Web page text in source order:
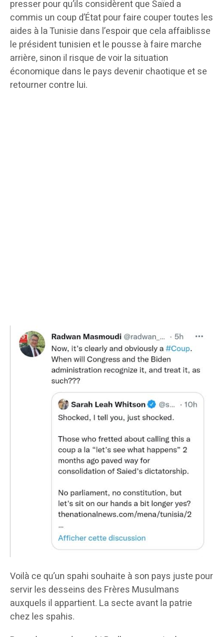
presser pour qu’ils considèrent que Saïed a
commis un coup d’État pour faire couper toutes les
aides à la Tunisie dans l’espoir que cela affaiblisse
le président tunisien et le pousse à faire marche
arrière, sinon il risque de voir la situation
économique dans le pays devenir chaotique et se
retourner contre lui.
Voilà ce qu’un spahi souhaite à son pays juste pour
servir les desseins des Frères Musulmans
auxquels il appartient. La secte avant la patrie
chez les spahis.